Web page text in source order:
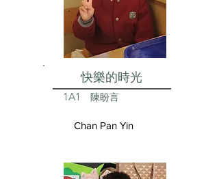
快樂的時光
1A1 陳盼言
Chan Pan Yin